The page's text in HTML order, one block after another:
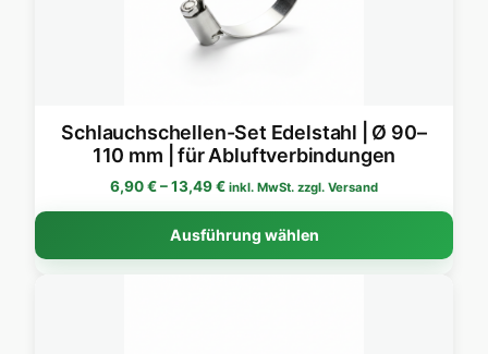
Schlauchschellen-Set Edelstahl | Ø 90–
110 mm | für Abluftverbindungen
6,90€–13,49€Preisspanne: 6,90 € bis 13,49 €
inkl. MwSt. zzgl. Versand
Ausführung wählen